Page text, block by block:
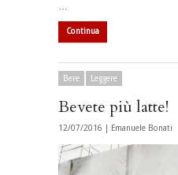
…
Continua
Bere Leggere
Bevete più latte!
12/07/2016 | Emanuele Bonati